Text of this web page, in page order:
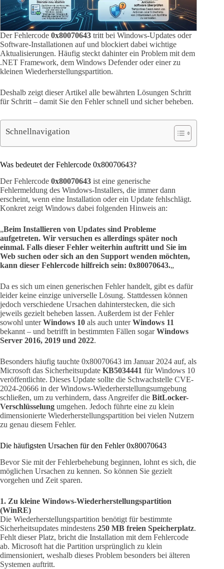
Der Fehlercode 0x80070643 tritt bei Windows-Updates oder
Software-Installationen auf und blockiert dabei wichtige
Aktualisierungen. Häufig steckt dahinter ein Problem mit dem
.NET Framework, dem Windows Defender oder einer zu
kleinen Wiederherstellungspartition.
Deshalb zeigt dieser Artikel alle bewährten Lösungen Schritt
für Schritt – damit Sie den Fehler schnell und sicher beheben.
Schnellnavigation
Was bedeutet der Fehlercode 0x80070643?
Der Fehlercode 0x80070643 ist eine generische
Fehlermeldung des Windows-Installers, die immer dann
erscheint, wenn eine Installation oder ein Update fehlschlägt.
Konkret zeigt Windows dabei folgenden Hinweis an:
„Beim Installieren von Updates sind Probleme
aufgetreten. Wir versuchen es allerdings später noch
einmal. Falls dieser Fehler weiterhin auftritt und Sie im
Web suchen oder sich an den Support wenden möchten,
kann dieser Fehlercode hilfreich sein: 0x80070643.„
Da es sich um einen generischen Fehler handelt, gibt es dafür
leider keine einzige universelle Lösung. Stattdessen können
jedoch verschiedene Ursachen dahinterstecken, die sich
jeweils gezielt beheben lassen. Außerdem ist der Fehler
sowohl unterWindows 10 als auch unterWindows 11
bekannt – und betrifft in bestimmten Fällen sogarWindows
Server 2016, 2019 und 2022.
Besonders häufig tauchte 0x80070643 im Januar 2024 auf, als
Microsoft das Sicherheitsupdate KB5034441 für Windows 10
veröffentlichte. Dieses Update sollte die Schwachstelle CVE-
2024-20666 in der Windows-Wiederherstellungsumgebung
schließen, um zu verhindern, dass Angreifer die BitLocker-
Verschlüsselung umgehen. Jedoch führte eine zu klein
dimensionierte Wiederherstellungspartition bei vielen Nutzern
zu genau diesem Fehler.
Die häufigsten Ursachen für den Fehler 0x80070643
Bevor Sie mit der Fehlerbehebung beginnen, lohnt es sich, die
möglichen Ursachen zu kennen. So können Sie gezielt
vorgehen und Zeit sparen.
1. Zu kleine Windows-Wiederherstellungspartition
(WinRE)
Die Wiederherstellungspartition benötigt für bestimmte
Sicherheitsupdates mindestens 250 MB freien Speicherplatz.
Fehlt dieser Platz, bricht die Installation mit dem Fehlercode
ab. Microsoft hat die Partition ursprünglich zu klein
dimensioniert, weshalb dieses Problem besonders bei älteren
Systemen auftritt.